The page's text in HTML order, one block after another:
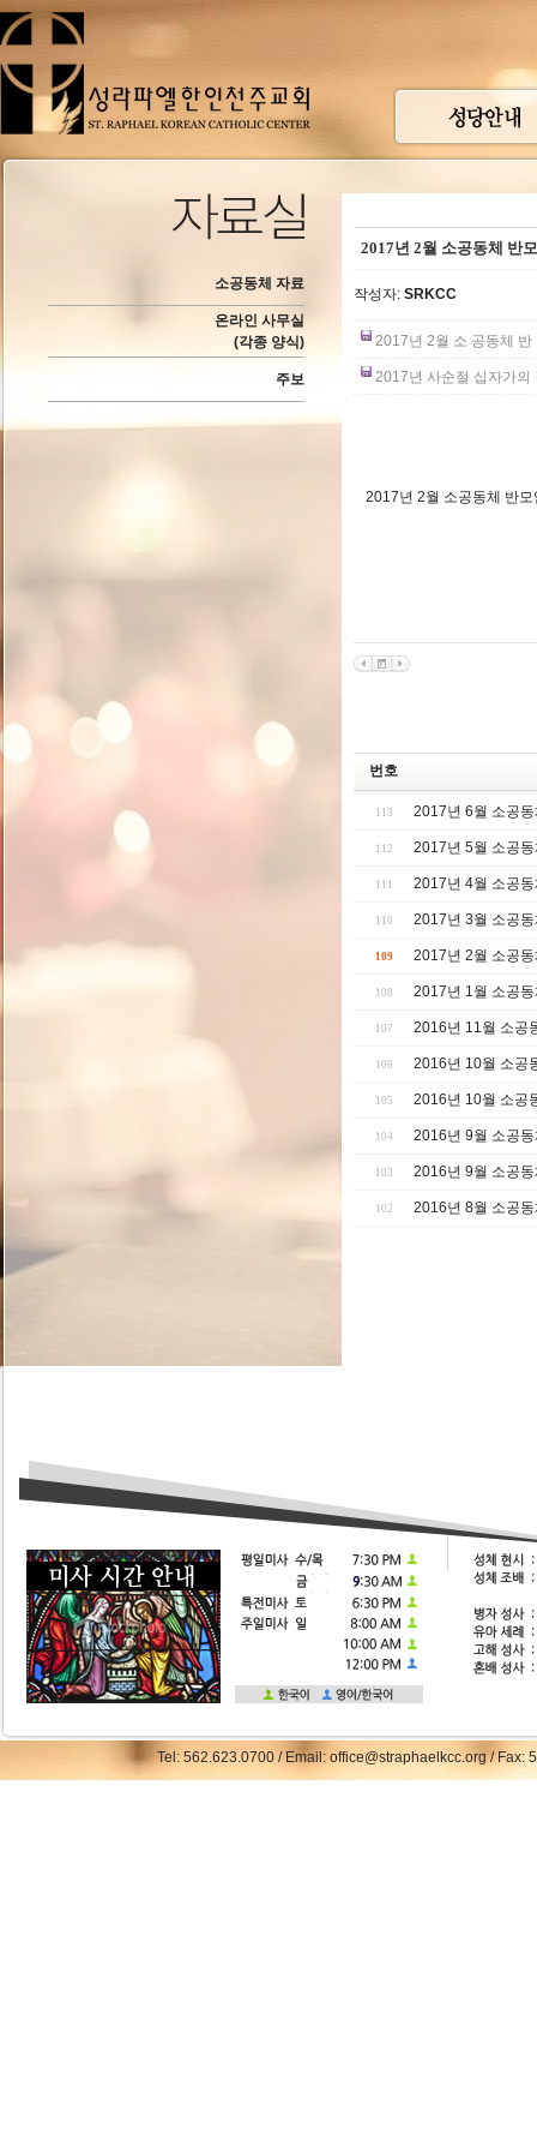
소공동체 자료
온라인 사무실
(각종 양식)
주보
2017년 2월 소공동체 반
작성자: SRKCC
2017년 2월 소 공동체
2017년 사순절 십자가의
2017년 2월 소공동체 반
번호
113 2017년 6월 소공
112 2017년 5월 소공
111 2017년 4월 소공
110 2017년 3월 소공
109 2017년 2월 소공
108 2017년 1월 소공
107 2016년 11월 소공
106 2016년 10월 소공
105 2016년 10월 소공
104 2016년 9월 소공
103 2016년 9월 소공
102 2016년 8월 소공
Tel: 562.623.0700 / Email: office@straphaelkcc.org /